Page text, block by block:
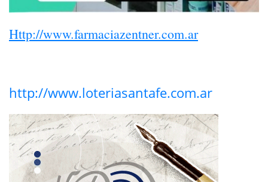
Http://www.farmaciazentner.com.ar
http://www.loteriasantafe.com.ar